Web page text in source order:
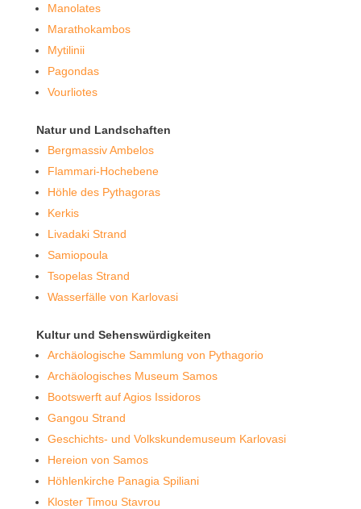
Manolates
Marathokambos
Mytilinii
Pagondas
Vourliotes
Natur und Landschaften
Bergmassiv Ambelos
Flammari-Hochebene
Höhle des Pythagoras
Kerkis
Livadaki Strand
Samiopoula
Tsopelas Strand
Wasserfälle von Karlovasi
Kultur und Sehenswürdigkeiten
Archäologische Sammlung von Pythagorio
Archäologisches Museum Samos
Bootswerft auf Agios Issidoros
Gangou Strand
Geschichts- und Volkskundemuseum Karlovasi
Hereion von Samos
Höhlenkirche Panagia Spiliani
Kloster Timou Stavrou